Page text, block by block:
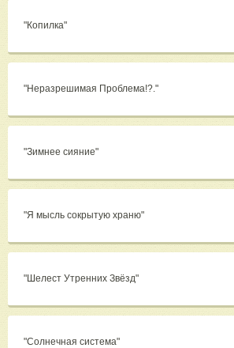
"Копилка"
"Неразрешимая Проблема!?."
"Зимнее сияние"
"Я мысль сокрытую храню"
"Шелест Утренних Звёзд"
"Солнечная система"